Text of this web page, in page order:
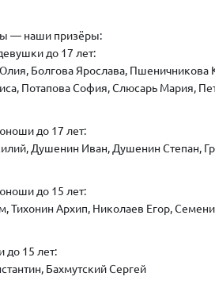
— наши призёры:
до 17 лет:
Болгова Ярослава, Пшеничникова
Потапова София, Слюсарь Мария,
до 17 лет:
Душенин Иван, Душенин Степан,
до 15 лет:
Тихонин Архип, Николаев Егор,
до 15 лет:
Бахмутский Сергей